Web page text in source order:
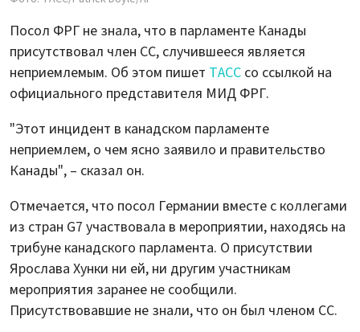
Посол ФРГ не знала, что в парламенте Канады
присутствовал член СС, случившееся является
неприемлемым. Об этом пишет ТАСС со ссылкой на
официального представителя МИД ФРГ.
"Этот инцидент в канадском парламенте
неприемлем, о чем ясно заявило и правительство
Канады", – сказал он.
Отмечается, что посол Германии вместе с коллегами
из стран G7 участвовала в мероприятии, находясь на
трибуне канадского парламента. О присутствии
Ярослава Хунки ни ей, ни другим участникам
мероприятия заранее не сообщили.
Присутствовавшие не знали, что он был членом СС.